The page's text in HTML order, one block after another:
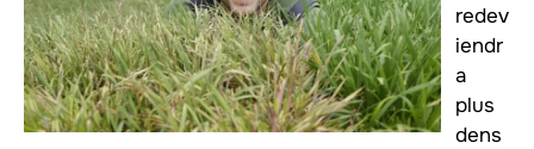
redev
iendr
a
plus
dens